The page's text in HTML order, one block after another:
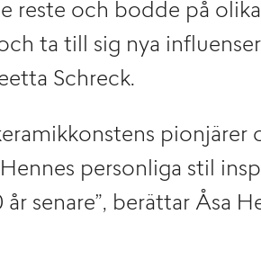
reste och bodde på
ta till sig nya
Schreck.
pionjärer
personliga stil
senare”, berättar Åsa